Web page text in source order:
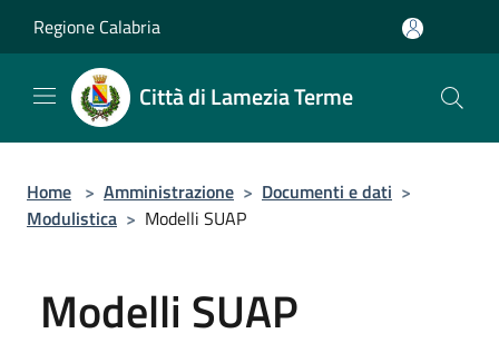
Regione Calabria
Città di Lamezia Terme
Home > Amministrazione > Documenti e dati >
Modulistica > Modelli SUAP
Modelli SUAP